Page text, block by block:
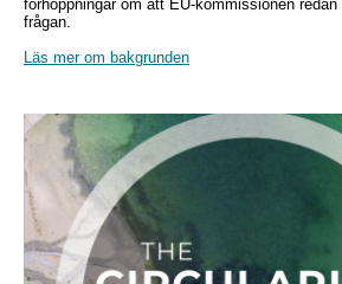
förhoppningar om att EU-kommissionen
frågan.
Läs mer om bakgrunden